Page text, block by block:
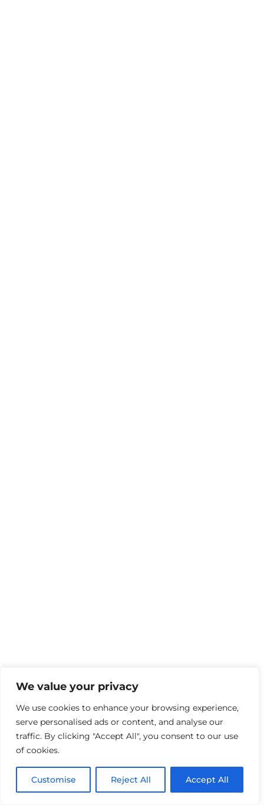
We value your privacy
We use cookies to enhance your browsing experience,
serve personalised ads or content, and analyse our
traffic. By clicking "Accept All", you consent to our use
of cookies.
Customise Reject All Accept All